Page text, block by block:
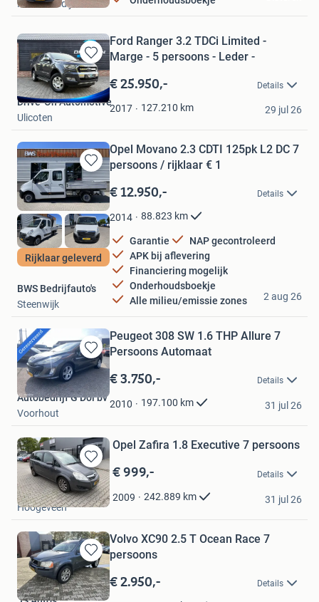
Honselersdijk
Bewaren
in
Mijn
Favorieten
Ford Ranger 3.2 TDCi Limited -
Marge - 5 persoons - Leder -
€ 25.950,- Details
2017 127.210 km
Drive-On Automotive
Ulicoten
29 jul 26
Bewaren
in
Mijn
Favorieten
Rijklaar geleverd
Opel Movano 2.3 CDTI 125pk L2 DC 7
persoons / rijklaar € 1
€ 12.950,- Details
2014 88.823 km
Garantie
NAP gecontroleerd
APK bij aflevering
Financiering mogelijk
Onderhoudsboekje
Alle milieu/emissie zones
BWS Bedrijfauto's
Steenwijk
2 aug 26
Bewaren
in
Mijn
Favorieten
Peugeot 308 SW 1.6 THP Allure 7
Persoons Automaat
€ 3.750,- Details
2010 197.100 km
Autobedrijf G Dol bv
Voorhout
31 jul 26
Bewaren
in
Mijn
Favorieten
Opel Zafira 1.8 Executive 7 persoons
€ 999,- Details
2009 242.889 km
JS Auto's
Hoogeveen
31 jul 26
Bewaren
in
Mijn
Volvo XC90 2.5 T Ocean Race 7
persoons
€ 2.950,- Details